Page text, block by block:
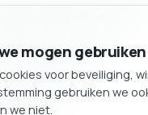
Sitemap
Telefoon:
mogen gebruiken
voor beveiliging,
gebruiken we
we niet.